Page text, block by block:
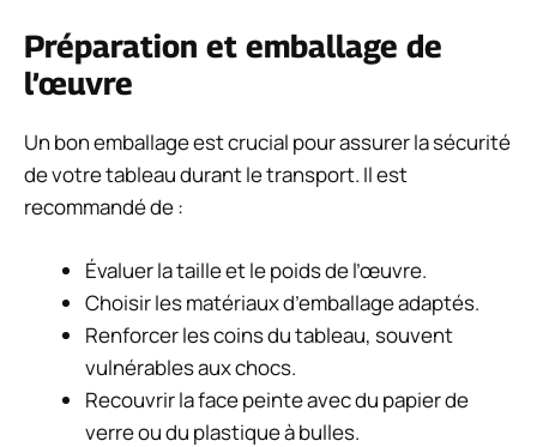
Préparation et emballage de
l’œuvre
Un bon emballage est crucial pour assurer la sécurité
de votre tableau durant le transport. Il est
recommandé de :
Évaluer la taille et le poids de l’œuvre.
Choisir les matériaux d’emballage adaptés.
Renforcer les coins du tableau, souvent
vulnérables aux chocs.
Recouvrir la face peinte avec du papier de
verre ou du plastique à bulles.